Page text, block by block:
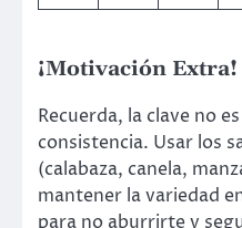
¡Motivación Extra!
Recuerda, la clave no
consistencia. Usar los
(calabaza, canela,
mantener la variedad
para no aburrirte y